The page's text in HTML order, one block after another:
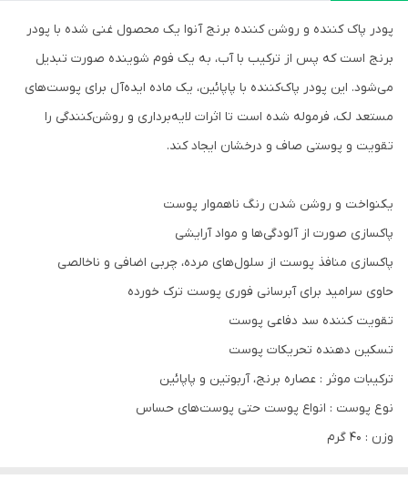
پودر پاک کننده و روشن کننده برنج آنوا یک محصول غنی شده با پودر
برنج است که پس از ترکیب با آب، به یک فوم شوینده صورت تبدیل
می‌شود. این پودر پاک‌کننده با پاپائین، یک ماده ایده‌آل برای پوست‌های
مستعد لک، فرموله شده است تا اثرات لایه‌برداری و روشن‌کنندگی را
تقویت و پوستی صاف و درخشان ایجاد کند.
یکنواخت و روشن شدن رنگ ناهموار پوست
پاکسازی صورت از آلودگی‌ها و مواد آرایشی
پاکسازی منافذ پوست از سلول‌های مرده، چربی اضافی و ناخالصی
حاوی سرامید برای آبرسانی فوری پوست ترک خورده
تقویت کننده سد دفاعی پوست
تسکین دهنده تحریکات پوست
ترکیبات موثر : عصاره برنج، آربوتین و پاپائین
نوع پوست : انواع پوست حتی پوست‌های حساس
وزن : 40 گرم